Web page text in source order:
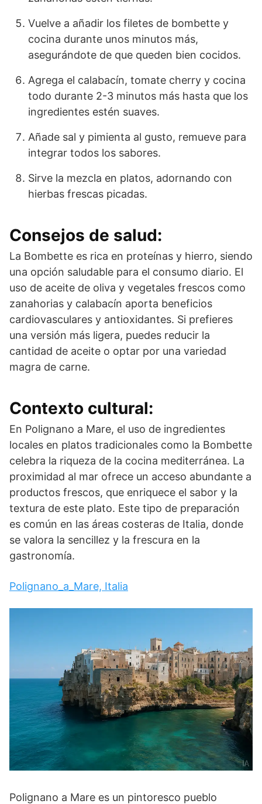
Vuelve a añadir los filetes de bombette y
cocina durante unos minutos más,
asegurándote de que queden bien cocidos.
Agrega el calabacín, tomate cherry y cocina
todo durante 2-3 minutos más hasta que los
ingredientes estén suaves.
Añade sal y pimienta al gusto, remueve para
integrar todos los sabores.
Sirve la mezcla en platos, adornando con
hierbas frescas picadas.
Consejos de salud:
La Bombette es rica en proteínas y hierro, siendo
una opción saludable para el consumo diario. El
uso de aceite de oliva y vegetales frescos como
zanahorias y calabacín aporta beneficios
cardiovasculares y antioxidantes. Si prefieres
una versión más ligera, puedes reducir la
cantidad de aceite o optar por una variedad
magra de carne.
Contexto cultural:
En Polignano a Mare, el uso de ingredientes
locales en platos tradicionales como la Bombette
celebra la riqueza de la cocina mediterránea. La
proximidad al mar ofrece un acceso abundante a
productos frescos, que enriquece el sabor y la
textura de este plato. Este tipo de preparación
es común en las áreas costeras de Italia, donde
se valora la sencillez y la frescura en la
gastronomía.
Polignano_a_Mare, Italia
Polignano a Mare es un pintoresco pueblo